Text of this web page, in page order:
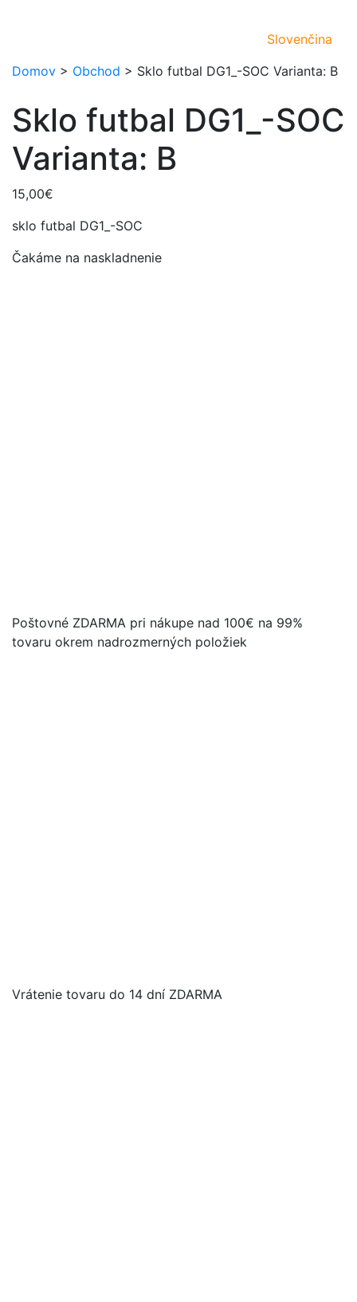
Slovenčina
Domov > Obchod > Sklo futbal DG1_-SOC Varianta: B
Sklo futbal DG1_-SOC
Varianta: B
15,00€
sklo futbal DG1_-SOC
Čakáme na naskladnenie
Poštovné ZDARMA pri nákupe nad 100€ na 99%
tovaru okrem nadrozmerných položiek
Vrátenie tovaru do 14 dní ZDARMA